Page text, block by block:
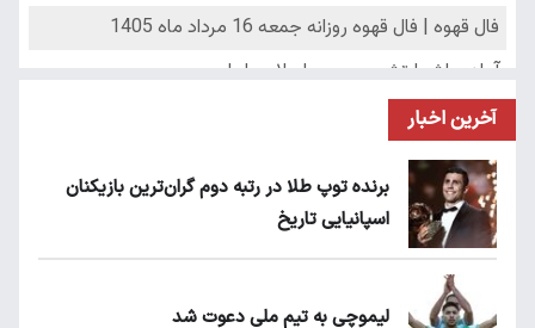
آخرین اخبار
برنده توپ طلا در رتبه دوم گران‌ترین بازیکنان
اسپانیایی تاریخ
لیموچی به تیم ملی دعوت شد